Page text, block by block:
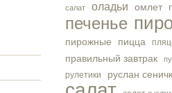
салат
оладьи омлет
печенье
пирожные пицца
правильный завтрак
рулетики руслан